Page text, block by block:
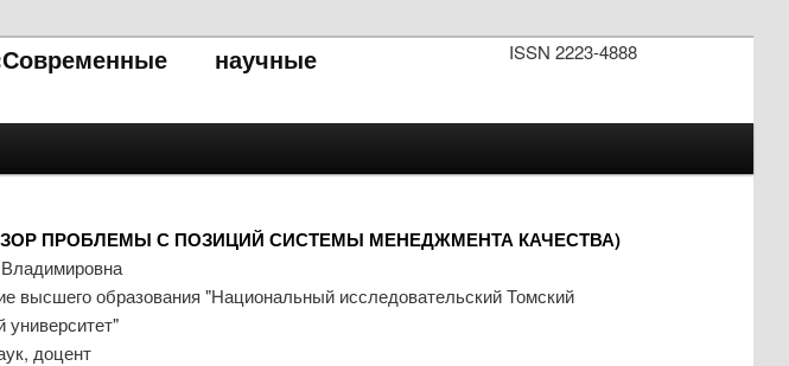
ISSN 2223-4888
научные
ПРОБЛЕМЫ С ПОЗИЦИЙ СИСТЕМЫ МЕНЕДЖМЕНТА КАЧЕСТВА)
высшего образования "Национальный исследовательский Томский
университет"
доцент